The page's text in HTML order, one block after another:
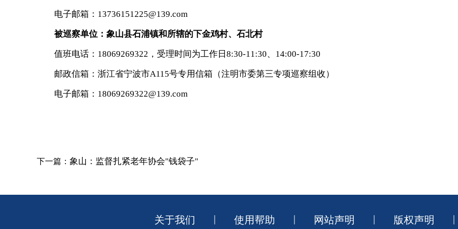
电子邮箱：13736151225@139.com
被巡察单位：象山县石浦镇和所辖的下金鸡村、石北村
值班电话：18069269322，受理时间为工作日8:30-11:30、14:00-17:30
邮政信箱：浙江省宁波市A115号专用信箱（注明市委第三专项巡察组收）
电子邮箱：18069269322@139.com
下一篇： 象山：监督扎紧老年协会"钱袋子"
关于我们 | 使用帮助 | 网站声明 | 版权声明 |